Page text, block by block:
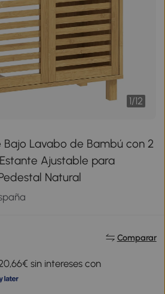
1/12
Lavabo de Bambú con 2
Ajustable para
Natural
Comparar
sin intereses con